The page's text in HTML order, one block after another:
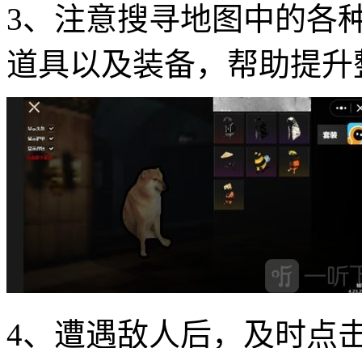
3、注意搜寻地图中的各
道具以及装备，帮助提
4、遭遇敌人后，及时点